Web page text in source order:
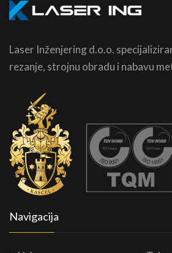
Laser Inženjering d.o.o.
rezanje, strojnu obradu i nabavu
Navigacija